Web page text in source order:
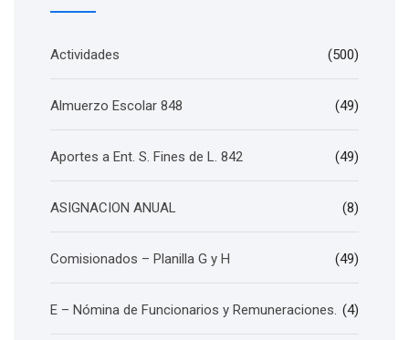
Actividades (500)
Almuerzo Escolar 848 (49)
Aportes a Ent. S. Fines de L. 842 (49)
ASIGNACION ANUAL (8)
Comisionados – Planilla G y H (49)
E – Nómina de Funcionarios y Remuneraciones. (4)